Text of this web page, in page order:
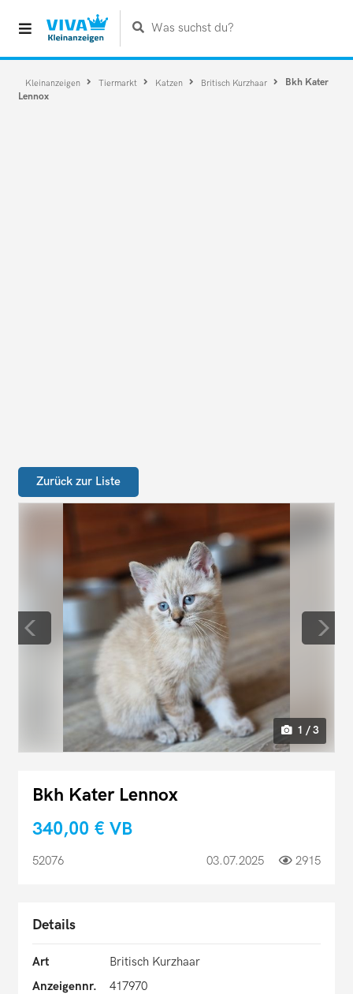
Was suchst du?
Kleinanzeigen Tiermarkt Katzen Britisch Kurzhaar
Bkh Kater
Lennox
Zurück zur Liste
1 / 3
Bkh Kater Lennox
340,00 € VB
52076 03.07.2025 2915
Details
Art
Britisch Kurzhaar
Anzeigennr.
417970